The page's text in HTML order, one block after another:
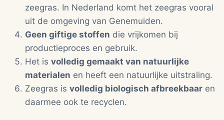
zeegras. In Nederland komt het zeegras vooral
uit de omgeving van Genemuiden.
Geen giftige stoffen die vrijkomen bij
productieproces en gebruik.
Het is volledig gemaakt van natuurlijke
materialen en heeft een natuurlijke uitstraling.
Zeegras is volledig biologisch afbreekbaar en
daarmee ook te recyclen.